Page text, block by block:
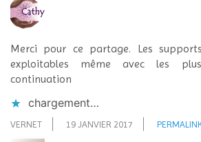
Merci pour ce partage. Les
exploitables même avec les
continuation
chargement…
VERNET 19 JANVIER 2017